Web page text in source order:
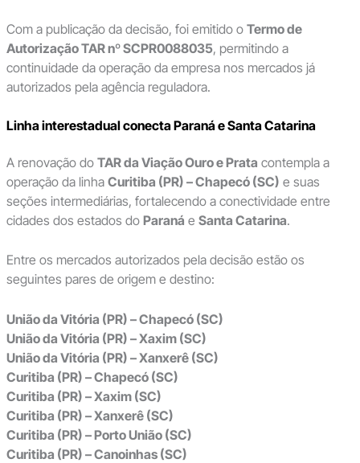
Com a publicação da decisão, foi emitido o Termo de
Autorização TAR nº SCPR0088035, permitindo a
continuidade da operação da empresa nos mercados já
autorizados pela agência reguladora.
Linha interestadual conecta Paraná e Santa Catarina
A renovação do TAR da Viação Ouro e Prata contempla a
operação da linha Curitiba (PR) – Chapecó (SC) e suas
seções intermediárias, fortalecendo a conectividade entre
cidades dos estados do Paraná e Santa Catarina.
Entre os mercados autorizados pela decisão estão os
seguintes pares de origem e destino:
União da Vitória (PR) – Chapecó (SC)
União da Vitória (PR) – Xaxim (SC)
União da Vitória (PR) – Xanxerê (SC)
Curitiba (PR) – Chapecó (SC)
Curitiba (PR) – Xaxim (SC)
Curitiba (PR) – Xanxerê (SC)
Curitiba (PR) – Porto União (SC)
Curitiba (PR) – Canoinhas (SC)